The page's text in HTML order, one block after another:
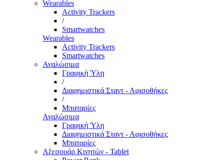
Wearables
Activity Trackers
/
Smartwatches
Wearables
Activity Trackers
Smartwatches
Αναλώσιμα
Γραφική Ύλη
/
Διαφημιστικά Σταντ - Αφισοθήκες
/
Μπαταρίες
Αναλώσιμα
Γραφική Ύλη
Διαφημιστικά Σταντ - Αφισοθήκες
Μπαταρίες
Αξεσουάρ Κινητών - Tablet